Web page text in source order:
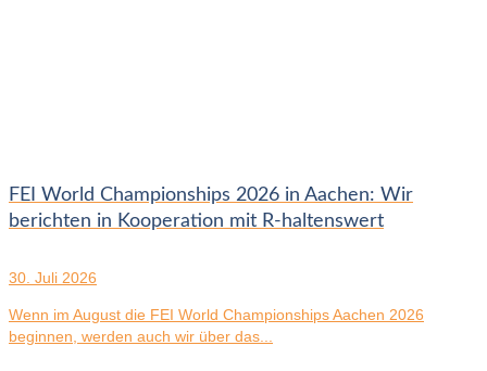
FEI World Championships 2026 in Aachen: Wir
berichten in Kooperation mit R-haltenswert
30. Juli 2026
Wenn im August die FEI World Championships Aachen 2026
beginnen, werden auch wir über das...